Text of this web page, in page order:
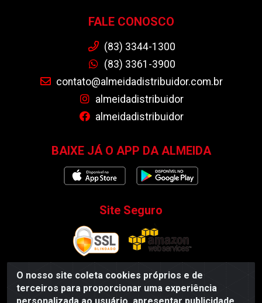
O nosso site coleta cookies próprios e de
terceiros para proporcionar uma experiência
FALE CONOSCO
(83) 3344-1300
(83) 3361-3900
contato@almeidadistribuidor.com.br
almeidadistribuidor
almeidadistribuidor
BAIXE JÁ O APP DA ALMEIDA
Site Seguro
Almeida Distribuidor - Rodovia BR 104, S/N, Centro -